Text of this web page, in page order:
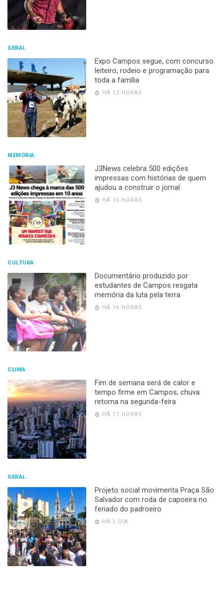
GERAL
Expo Campos segue, com concurso
leiteiro, rodeio e programação para
toda a família
HÁ 12 HORAS
MEMÓRIA
J3News celebra 500 edições
impressas com histórias de quem
ajudou a construir o jornal
HÁ 16 HORAS
CULTURA
Documentário produzido por
estudantes de Campos resgata
memória da luta pela terra
HÁ 16 HORAS
CLIMA
Fim de semana será de calor e
tempo firme em Campos; chuva
retorna na segunda-feira
HÁ 17 HORAS
GERAL
Projeto social movimenta Praça São
Salvador com roda de capoeira no
feriado do padroeiro
HÁ 1 DIA